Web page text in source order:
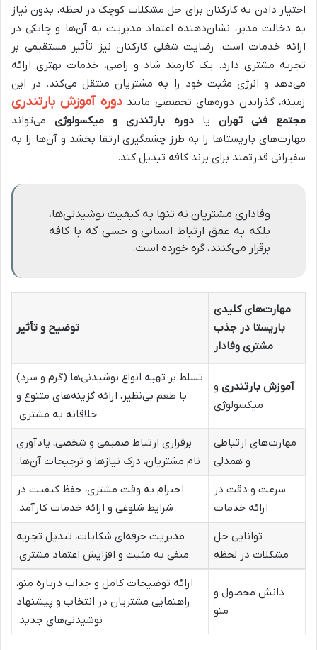
اختیار دادن به کارکنان برای حل مشکلات کوچک در لحظه، بدون نیاز
به دخالت مدیر، نشان‌دهنده اعتماد مدیریت به آن‌ها و چابکی در
ارائه خدمات است. رضایت شغلی کارکنان نیز تأثیر مستقیمی بر
تجربه مشتری دارد. یک کارمند شاد و راضی، خدمات بهتری ارائه
می‌دهد و انرژی مثبت خود را به مشتریان منتقل می‌کند. در این
زمینه، گذراندن دوره‌های تخصصی ماننددوره آموزش بارتندری
مجتمع فنی تهران یادوره بارتندری و میکسولوژیمی‌تواند
مهارت‌های باریستاها را به طرز چشمگیری ارتقا بخشد و آن‌ها را به
سفیرانی قدرتمند برای برند کافه تبدیل کند.
وفاداری مشتریان نه تنها به کیفیت نوشیدنی‌ها،
بلکه به عمق ارتباط انسانی و حسی که با کافه
برقرار می‌کنند، گره خورده است.
مهارت‌های کلیدی
باریستا در جذب
مشتری وفادار
توضیح و تأثیر
آموزش بارتندری و
میکسولوژی
تسلط بر تهیه انواع نوشیدنی‌ها (گرم و سرد)
با طعم بی‌نظیر، ارائه گزینه‌های متنوع و
خلاقانه به مشتری.
مهارت‌های ارتباطی
و همدلی
برقراری ارتباط صمیمی و شخصی، یادآوری
نام مشتریان، درک نیازها و ترجیحات آن‌ها.
سرعت و دقت در
ارائه خدمات
احترام به وقت مشتری، حفظ کیفیت در
شرایط شلوغی و ارائه خدمات کارآمد.
توانایی حل
مشکلات در لحظه
مدیریت حرفه‌ای شکایات، تبدیل تجربه
منفی به مثبت و افزایش اعتماد مشتری.
دانش محصول و
منو
ارائه توضیحات کامل و جذاب درباره منو،
راهنمایی مشتریان در انتخاب و پیشنهاد
نوشیدنی‌های جدید.